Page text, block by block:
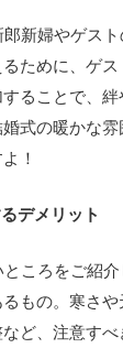
新婦やゲス
ために、ゲ
ることで、
式の暖かな
！
デメリット
ころをご紹
もの。寒さ
ど、注意すべ